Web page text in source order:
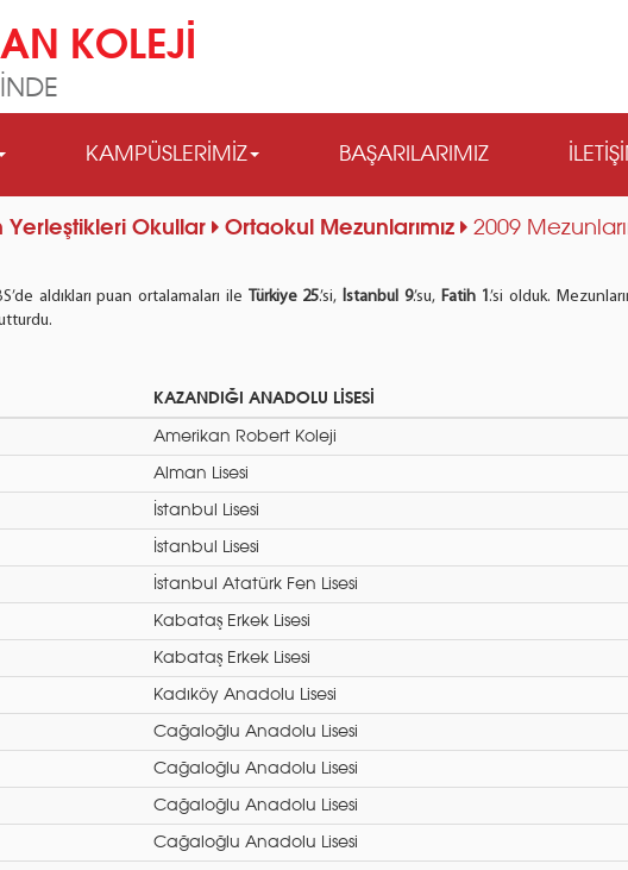
KOLEJİ
KAMPÜSLERİMİZ BAŞARILARIMIZ
Yerleştikleri Okullar Ortaokul Mezunlarımız 2009
aldıkları puan ortalamaları ile Türkiye 25.’si,İstanbul 9.’su, Fatih 1.’si olduk.
KAZANDIĞI ANADOLU LİSESİ
Amerikan Robert Koleji
Alman Lisesi
İstanbul Lisesi
İstanbul Lisesi
İstanbul Atatürk Fen Lisesi
Kabataş Erkek Lisesi
Kabataş Erkek Lisesi
Kadıköy Anadolu Lisesi
Cağaloğlu Anadolu Lisesi
Cağaloğlu Anadolu Lisesi
Cağaloğlu Anadolu Lisesi
Cağaloğlu Anadolu Lisesi